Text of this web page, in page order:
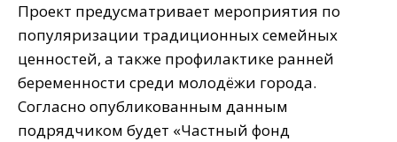
Проект предусматривает мероприятия по
популяризации традиционных семейных
ценностей, а также профилактике ранней
беременности среди молодёжи города.
Согласно опубликованным данным
подрядчиком будет «Частный фонд